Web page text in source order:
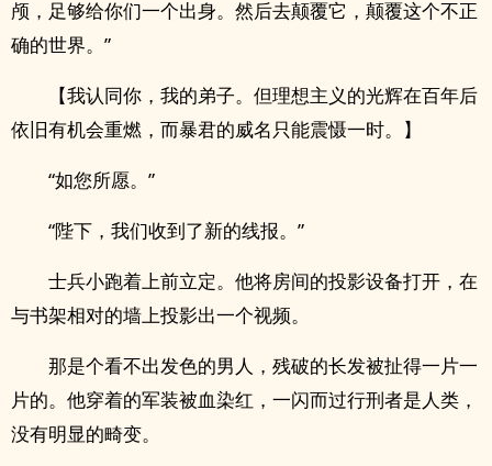
颅，足够给你们一个出身。然后去颠覆它，颠覆这个不正
确的世界。”
【我认同你，我的弟子。但理想主义的光辉在百年后
依旧有机会重燃，而暴君的威名只能震慑一时。】
“如您所愿。”
“陛下，我们收到了新的线报。”
士兵小跑着上前立定。他将房间的投影设备打开，在
与书架相对的墙上投影出一个视频。
那是个看不出发色的男人，残破的长发被扯得一片一
片的。他穿着的军装被血染红，一闪而过行刑者是人类，
没有明显的畸变。